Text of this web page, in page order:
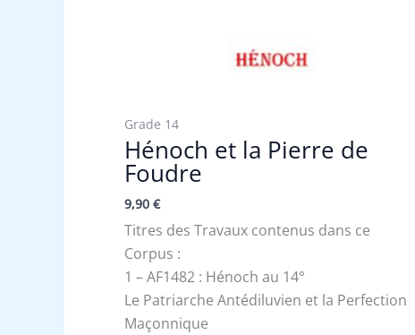
Grade 14
Hénoch et la Pierre de
Foudre
9,90€
Titres des Travaux contenus dans ce
Corpus :
1 – AF1482 : Hénoch au 14°
Le Patriarche Antédiluvien et la Perfection
Maçonnique